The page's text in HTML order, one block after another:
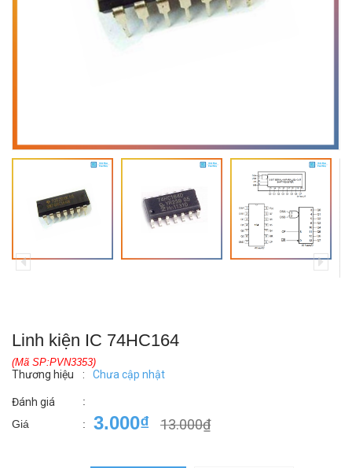
Linh kiện IC 74HC164
(Mã SP:PVN3353)
Thương hiệu : Chưa cập nhật
Đánh giá
:
Giá
: 3.000₫ 13.000₫